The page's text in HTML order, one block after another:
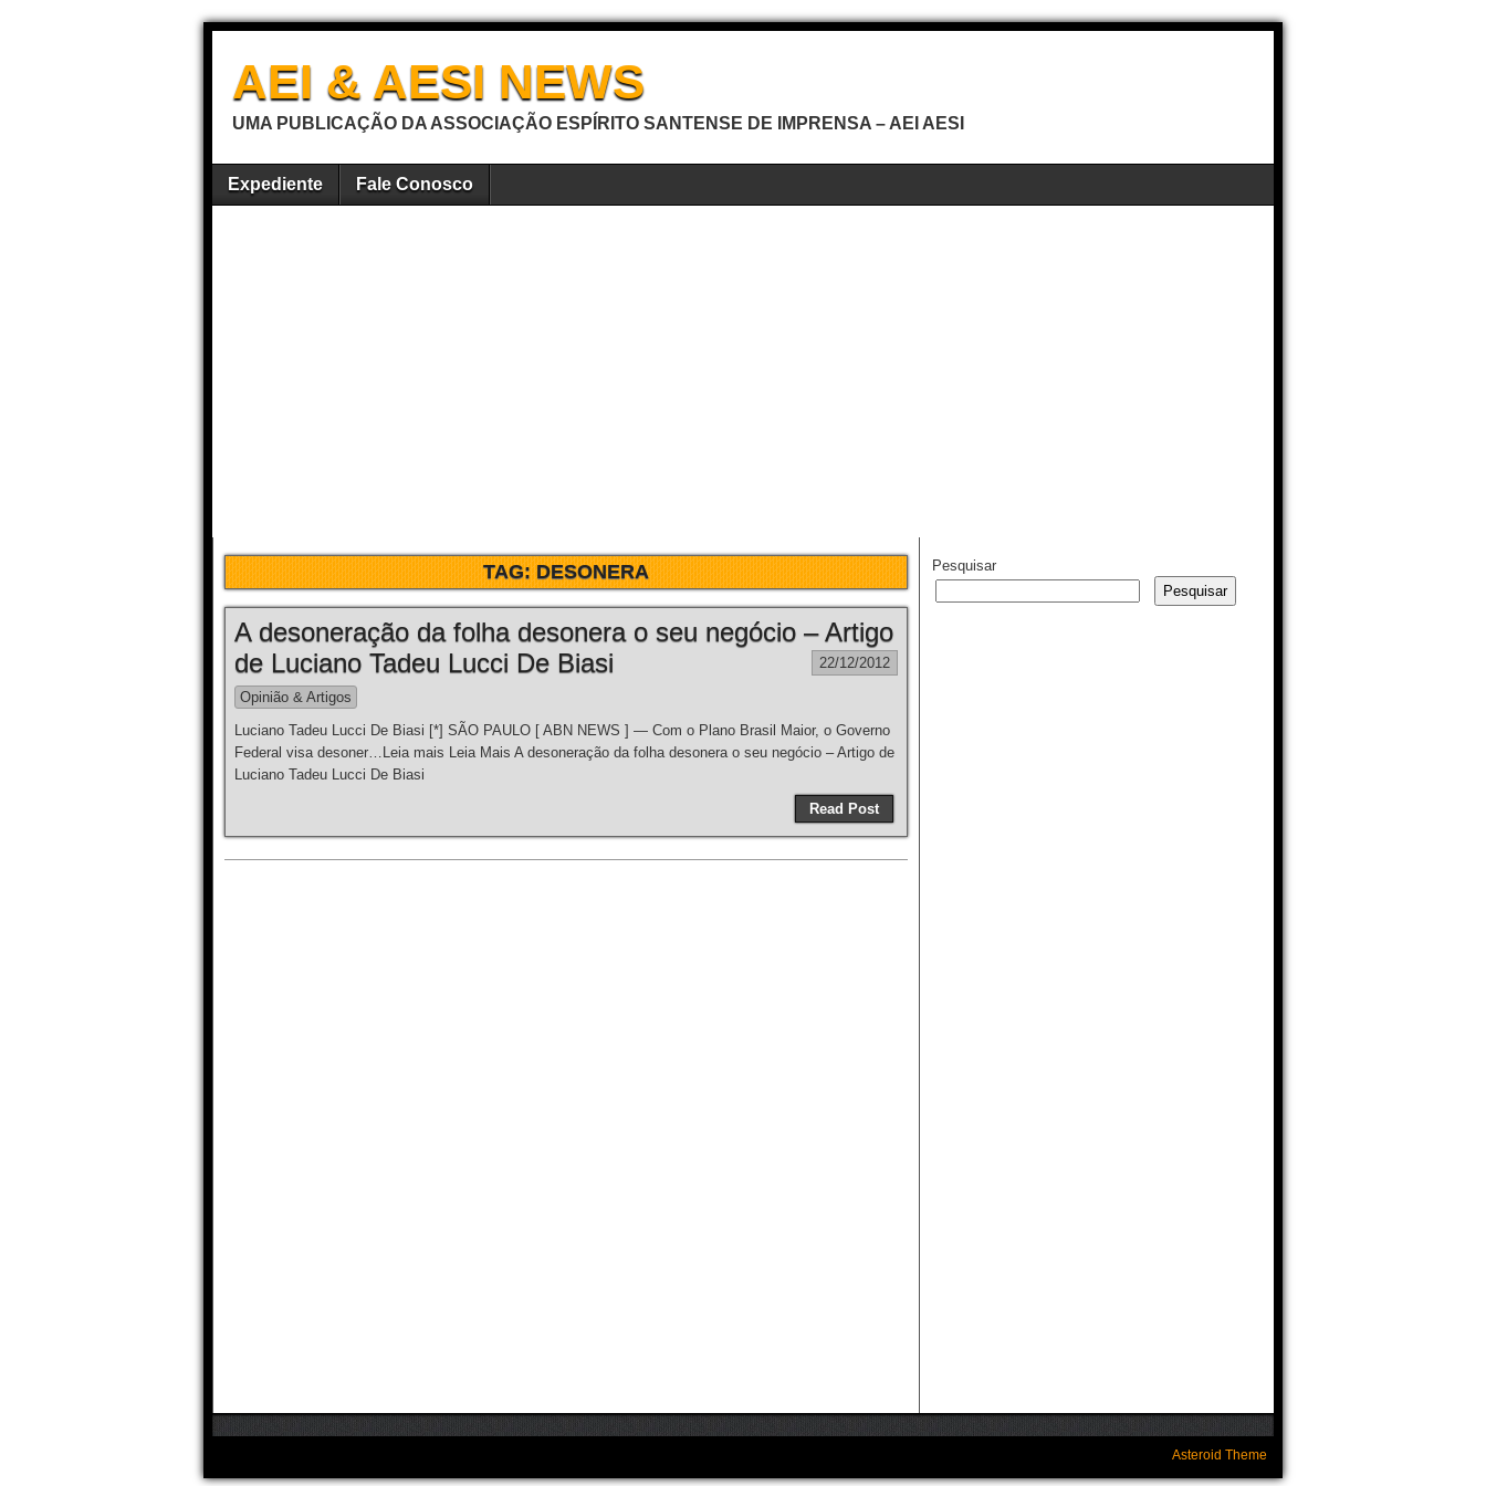
AEI & AESI NEWS
UMA PUBLICAÇÃO DA ASSOCIAÇÃO ESPÍRITO SANTENSE DE IMPRENSA – AEI AESI
Expediente Fale Conosco
TAG:DESONERA
A desoneração da folha desonera o seu negócio – Artigo
de Luciano Tadeu Lucci De Biasi
22/12/2012
Opinião & Artigos
Luciano Tadeu Lucci De Biasi [*] SÃO PAULO [ ABN NEWS ] — Com o Plano Brasil Maior, o Governo
Federal visa desoner…Leia mais Leia Mais A desoneração da folha desonera o seu negócio – Artigo de
Luciano Tadeu Lucci De Biasi
Read Post
Pesquisar
Pesquisar
Asteroid Theme